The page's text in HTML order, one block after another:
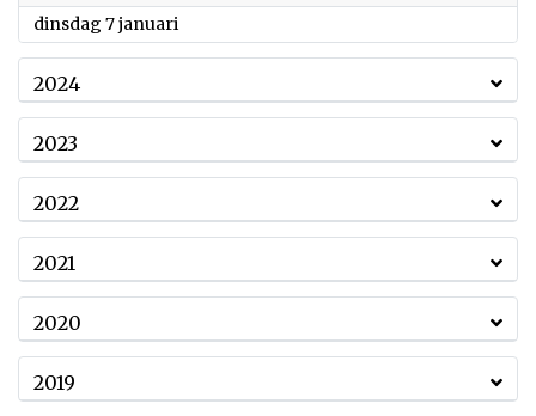
dinsdag 7 januari
2024
2023
2022
2021
2020
2019